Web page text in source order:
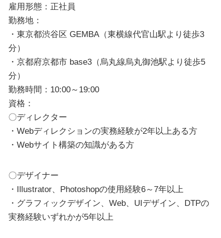
雇用形態：正社員
勤務地：
・東京都渋谷区 GEMBA（東横線代官山駅より徒歩3
分）
・京都府京都市 base3（烏丸線烏丸御池駅より徒歩5
分）
勤務時間：10:00～19:00
資格：
〇ディレクター
・Webディレクションの実務経験が2年以上ある方
・Webサイト構築の知識がある方
〇デザイナー
・Illustrator、Photoshopの使用経験6～7年以上
・グラフィックデザイン、Web、UIデザイン、DTPの
実務経験いずれかが5年以上